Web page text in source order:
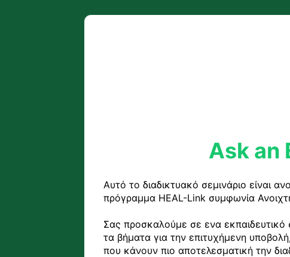
Ask an
Αυτό το διαδικτυακό σεμινάριο είναι
πρόγραμμα HEAL-Link συμφωνία
Σας προσκαλούμε σε ενα
τα βήματα για την επιτυχήμενη
που κάνουν πιο αποτελεσματική την